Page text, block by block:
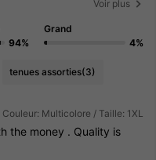
Voir plus
94%
Grand
4%
tenues assorties(3)
Couleur: Multicolore / Taille: 1XL
the money . Quality is